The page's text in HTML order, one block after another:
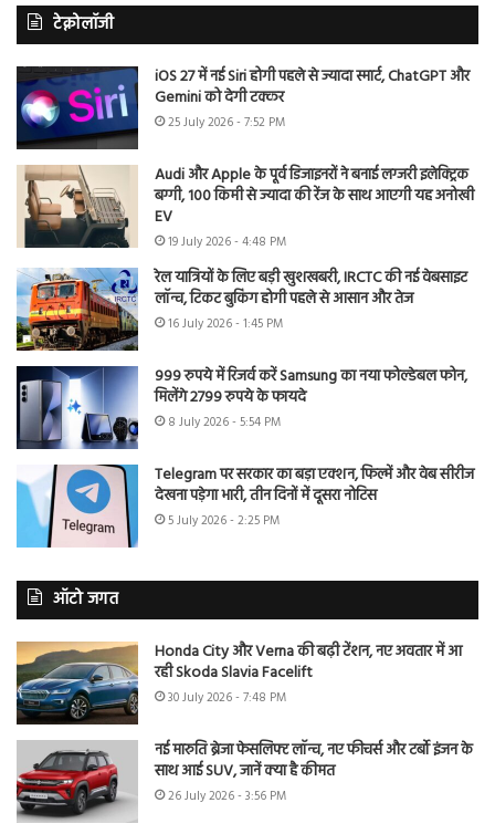
टेक्नोलॉजी
iOS 27 में नई Siri होगी पहले से ज्यादा स्मार्ट, ChatGPT और
Gemini को देगी टक्कर
25 July 2026 - 7:52 PM
Audi और Apple के पूर्व डिजाइनरों ने बनाई लग्जरी इलेक्ट्रिक
बग्गी, 100 किमी से ज्यादा की रेंज के साथ आएगी यह अनोखी
EV
19 July 2026 - 4:48 PM
रेल यात्रियों के लिए बड़ी खुशखबरी, IRCTC की नई वेबसाइट
लॉन्च, टिकट बुकिंग होगी पहले से आसान और तेज
16 July 2026 - 1:45 PM
999 रुपये में रिजर्व करें Samsung का नया फोल्डेबल फोन,
मिलेंगे 2799 रुपये के फायदे
8 July 2026 - 5:54 PM
Telegram पर सरकार का बड़ा एक्शन, फिल्में और वेब सीरीज
देखना पड़ेगा भारी, तीन दिनों में दूसरा नोटिस
5 July 2026 - 2:25 PM
ऑटो जगत
Honda City और Verna की बढ़ी टेंशन, नए अवतार में आ
रही Skoda Slavia Facelift
30 July 2026 - 7:48 PM
नई मारुति ब्रेजा फेसलिफ्ट लॉन्च, नए फीचर्स और टर्बो इंजन के
साथ आई SUV, जानें क्या है कीमत
26 July 2026 - 3:56 PM